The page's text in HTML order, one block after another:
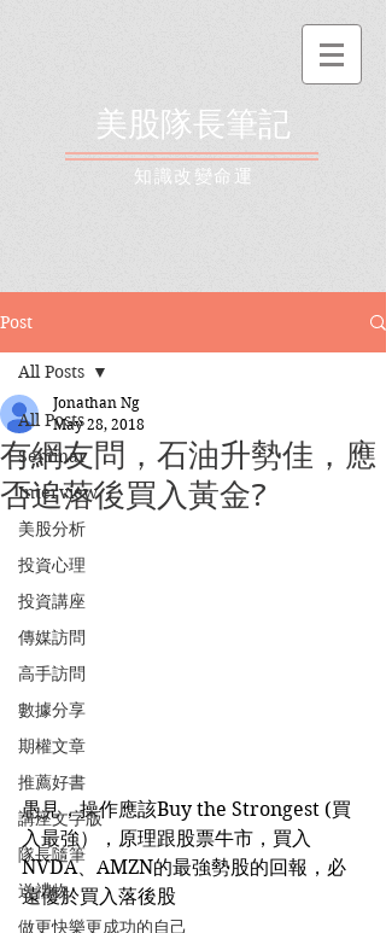
美股隊長筆記
​知識改變命運
Post
All Posts
Seminar
Interview
美股分析
投資心理
投資講座
傳媒訪問
高手訪問
數據分享
期權文章
推薦好書
講座文字版
隊長隨筆
送禮物
做更快樂更成功的自己
All Posts
有網友問，石油升勢佳，應
否追落後買入黃金?
Jonathan Ng
May 28, 2018
愚見，操作應該Buy the Strongest (買
入最強），原理跟股票牛市，買入
NVDA、AMZN的最強勢股的回報，必
遠優於買入落後股